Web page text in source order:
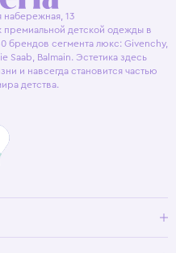
набережная, 13
детской одежды в
брендов сегмента люкс: Givenchy,
Saab, Balmain. Эстетика здесь
и навсегда становится частью
детства.